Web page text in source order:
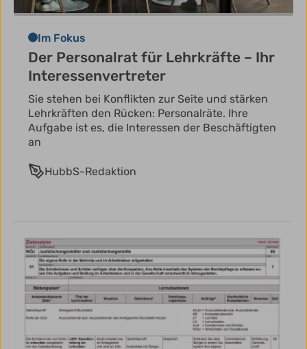
Im Fokus
Der Personalrat für Lehrkräfte – Ihr
Interessenvertreter
Sie stehen bei Konflikten zur Seite und stärken
Lehrkräften den Rücken: Personalräte. Ihre
Aufgabe ist es, die Interessen der Beschäftigten
an
HubbS-Redaktion